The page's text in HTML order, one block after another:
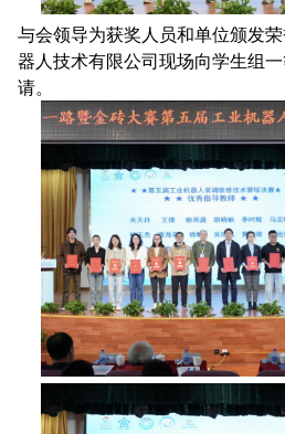
与会领导为获奖人员和单位颁发
器人技术有限公司现场向学生组
请。